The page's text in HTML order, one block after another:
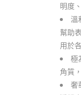
明度
溫
幫助
用於
極
角質
奢